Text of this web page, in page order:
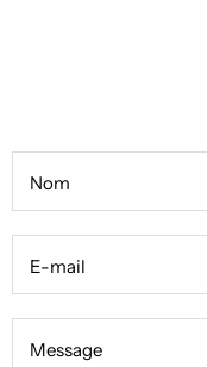
Nom
E-mail
Message
Message